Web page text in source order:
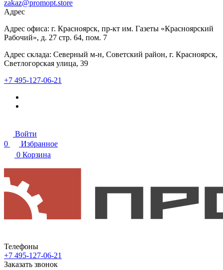
zakaz@promopt.store
Адрес
Адрес офиса: г. Красноярск, пр-кт им. Газеты «Красноярский
Рабочий», д. 27 стр. 64, пом. 7
Адрес склада: Северный м-н, Советский район, г. Красноярск,
Светлогорская улица, 39
+7 495-127-06-21
Войти
0
Избранное
0 Корзина
Телефоны
+7 495-127-06-21
Заказать звонок